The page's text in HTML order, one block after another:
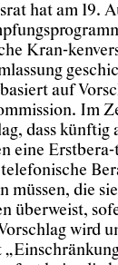
hat am 19.
Kran-
auf
Im
dass künftig
eine
müssen, die
überweist,
wird